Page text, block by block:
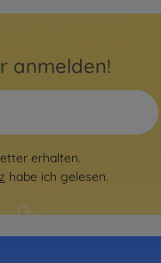
anmelden!
erhalten.
habe ich gelesen.